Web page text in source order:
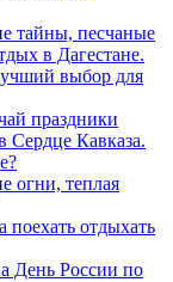
тайны, песчаные
в Дагестане.
выбор для
праздники
Сердце Кавказа.
огни, теплая
поехать отдыхать
День России по